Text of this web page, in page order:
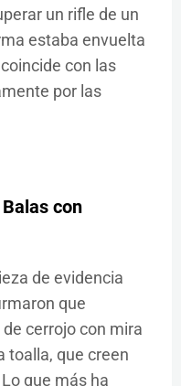
un rifle de un
estaba envuelta
con las
por las
con
de evidencia
que
cerrojo con mira
toalla, que creen
que más ha